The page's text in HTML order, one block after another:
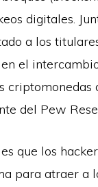
digitales.
a los
el
criptomonedas
del Pew
que los
para atraer a